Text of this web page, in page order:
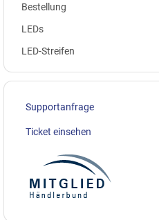
Bestellung
LEDs
LED-Streifen
Supportanfrage
Ticket einsehen